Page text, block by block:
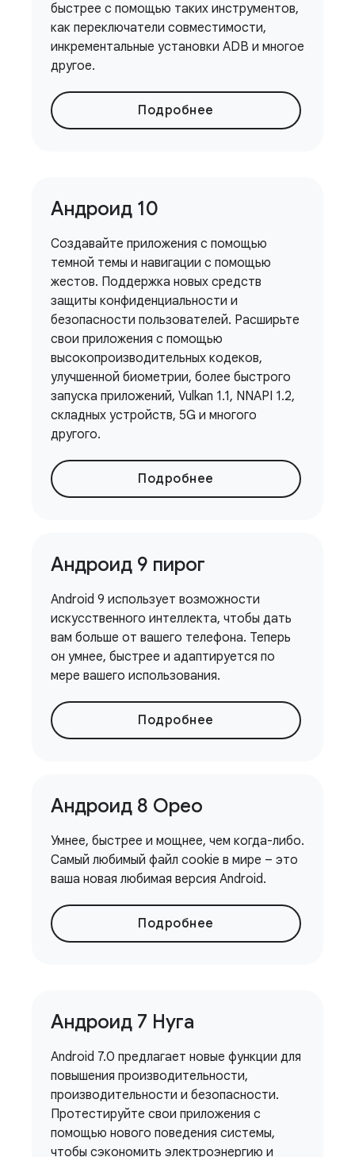
быстрее с помощью таких инструментов,
как переключатели совместимости,
инкрементальные установки ADB и многое
другое.
Подробнее
Андроид 10
Создавайте приложения с помощью
темной темы и навигации с помощью
жестов. Поддержка новых средств
защиты конфиденциальности и
безопасности пользователей. Расширьте
свои приложения с помощью
высокопроизводительных кодеков,
улучшенной биометрии, более быстрого
запуска приложений, Vulkan 1.1, NNAPI 1.2,
складных устройств, 5G и многого
другого.
Подробнее
Андроид 9 пирог
Android 9 использует возможности
искусственного интеллекта, чтобы дать
вам больше от вашего телефона. Теперь
он умнее, быстрее и адаптируется по
мере вашего использования.
Подробнее
Андроид 8 Орео
Умнее, быстрее и мощнее, чем когда-либо.
Самый любимый файл cookie в мире – это
ваша новая любимая версия Android.
Подробнее
Андроид 7 Нуга
Android 7.0 предлагает новые функции для
повышения производительности,
производительности и безопасности.
Протестируйте свои приложения с
помощью нового поведения системы,
чтобы сэкономить электроэнергию и